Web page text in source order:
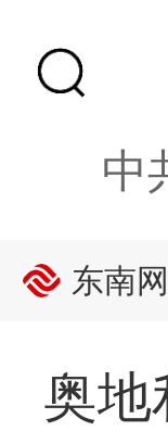
中
东南网
奥地